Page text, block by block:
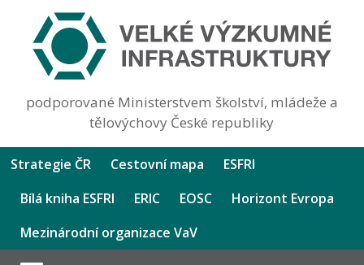
podporované Ministerstvem školství, mládeže a
tělovýchovy České republiky
Strategie ČR Cestovní mapa
ESFRI
Bílá kniha ESFRI
ERIC EOSC
Horizont Evropa
Mezinárodní organizace VaV